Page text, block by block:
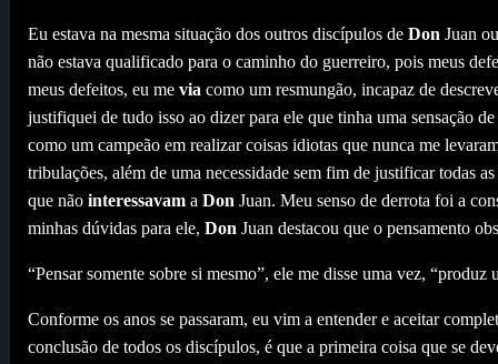
Eu estava na mesma situação dos outros discípulos de Don Juan
não estava qualificado para o caminho do guerreiro, pois meus
meus defeitos, eu me via como um resmungão, incapaz de
justifiquei de tudo isso ao dizer para ele que tinha uma sensação
como um campeão em realizar coisas idiotas que nunca me
tribulações, além de uma necessidade sem fim de justificar todas
que não interessavama Don Juan. Meu senso de derrota foi a
minhas dúvidas para ele, Don Juan destacou que o pensamento
“Pensar somente sobre si mesmo”, ele me disse uma vez,
Conforme os anos se passaram, eu vim a entender e aceitar
conclusão de todos os discípulos, é que a primeira coisa que se